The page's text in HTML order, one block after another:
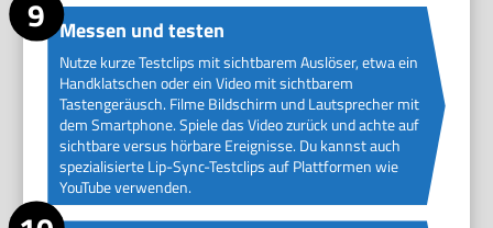
Messen und testen
Nutze kurze Testclips mit sichtbarem Auslöser, etwa ein
Handklatschen oder ein Video mit sichtbarem
Tastengeräusch. Filme Bildschirm und Lautsprecher mit
dem Smartphone. Spiele das Video zurück und achte auf
sichtbare versus hörbare Ereignisse. Du kannst auch
spezialisierte Lip-Sync-Testclips auf Plattformen wie
YouTube verwenden.